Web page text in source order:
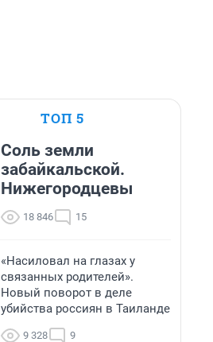
ТОП 5
Соль земли
забайкальской.
Нижегородцевы
18 846 15
«Насиловал на глазах у
связанных родителей».
Новый поворот в деле
убийства россиян в Таиланде
9 328 9